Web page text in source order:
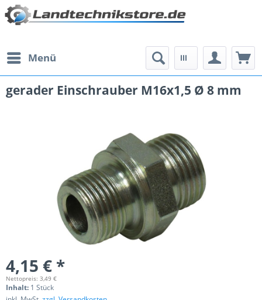
Menü
gerader Einschrauber M16x1,5 Ø 8 mm
4,15 € *
Nettopreis: 3,49 €
Inhalt: 1 Stück